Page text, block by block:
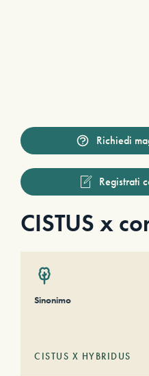
Richiedi
Registrati
CISTUS x
Sinonimo
CISTUS X HYBRIDUS